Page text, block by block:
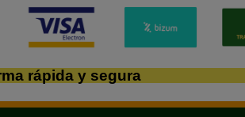
rápida y segura